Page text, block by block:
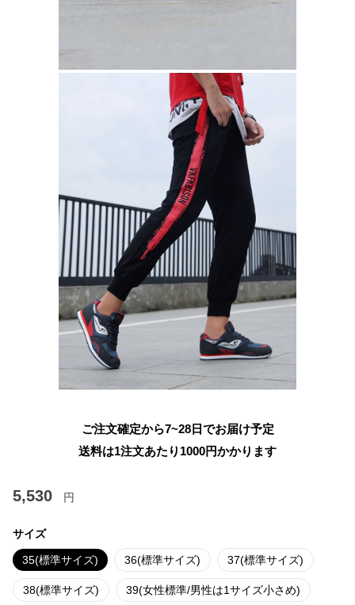
ご注文確定から7~28日でお届け予定
送料は1注文あたり 1000円かかります
5,530 円
サイズ
35(標準サイズ) 36(標準サイズ) 37(標準サイズ)
38(標準サイズ) 39(女性標準/男性は1サイズ小さめ)